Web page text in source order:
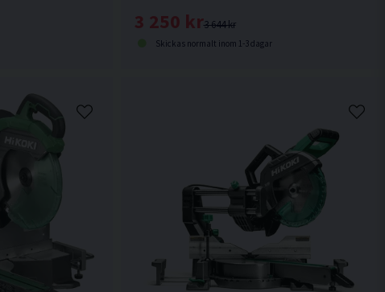
3 644 kr
3 250 kr
Skickas normalt inom 1-3 dagar